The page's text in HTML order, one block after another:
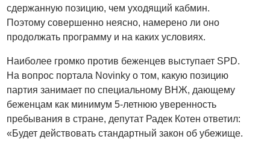
сдержанную позицию, чем уходящий кабмин.
Поэтому совершенно неясно, намерено ли оно
продолжать программу и на каких условиях.
Наиболее громко против беженцев выступает SPD.
На вопрос портала Novinky о том, какую позицию
партия занимает по специальному ВНЖ, дающему
беженцам как минимум 5-летнюю уверенность
пребывания в стране, депутат Радек Котен ответил:
«Будет действовать стандартный закон об убежище.